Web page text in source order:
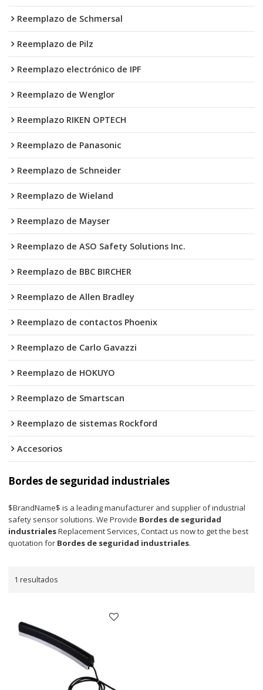
Reemplazo de Schmersal
Reemplazo de Pilz
Reemplazo electrónico de IPF
Reemplazo de Wenglor
Reemplazo RIKEN OPTECH
Reemplazo de Panasonic
Reemplazo de Schneider
Reemplazo de Wieland
Reemplazo de Mayser
Reemplazo de ASO Safety Solutions Inc.
Reemplazo de BBC BIRCHER
Reemplazo de Allen Bradley
Reemplazo de contactos Phoenix
Reemplazo de Carlo Gavazzi
Reemplazo de HOKUYO
Reemplazo de Smartscan
Reemplazo de sistemas Rockford
Accesorios
Bordes de seguridad industriales
$BrandName$ is a leading manufacturer and supplier of industrial
safety sensor solutions. We Provide Bordes de seguridad
industrialesReplacement Services, Contact us now to get the best
quotation for Bordes de seguridad industriales.
1 resultados